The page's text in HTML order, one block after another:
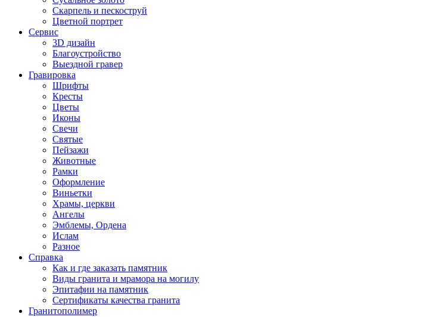
Скарпель и пескоструй
Цветной портрет
Сервис
3D дизайн
Благоустройство
Выездной гравер
Гравировка
Шрифты
Кресты
Цветы
Иконы
Свечи
Святые
Пейзажи
Животные
Рамки
Оформление
Виньетки
Храмы, церкви
Ангелы
Эмблемы, Ордена
Ислам
Разное
Справка
Как и где заказать памятник
Виды гранита и мрамора на могилу
Эпитафии на памятник
Сертификаты качества гранита
Гранитополимер